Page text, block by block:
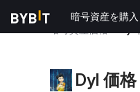
暗号資産を購入
Dyl 価格